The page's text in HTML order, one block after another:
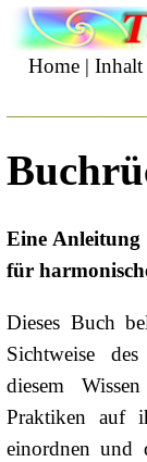
Home | Inhalt
Eine Anleitung
für
Dieses Buch
Sichtweise
diesem
Praktiken auf
einordnen und